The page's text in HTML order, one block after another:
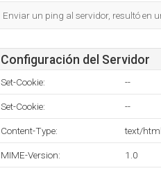
Enviar un ping al servidor, resultó en
Configuración del Servidor
Set-Cookie: --
Set-Cookie: --
Content-Type: text/
MIME-Version: 1.0